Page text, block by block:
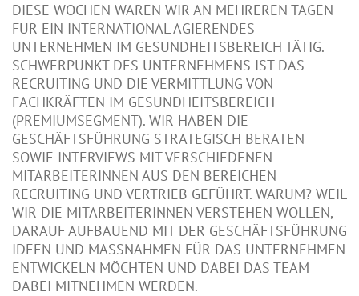
DIESE WOCHEN WAREN WIR AN MEHREREN TAGEN
FÜR EIN INTERNATIONAL AGIERENDES
UNTERNEHMEN IM GESUNDHEITSBEREICH TÄTIG.
SCHWERPUNKT DES UNTERNEHMENS IST DAS
RECRUITING UND DIE VERMITTLUNG VON
FACHKRÄFTEN IM GESUNDHEITSBEREICH
(PREMIUMSEGMENT). WIR HABEN DIE
GESCHÄFTSFÜHRUNG STRATEGISCH BERATEN
SOWIE INTERVIEWS MIT VERSCHIEDENEN
MITARBEITERINNEN AUS DEN BEREICHEN
RECRUITING UND VERTRIEB GEFÜHRT. WARUM? WEIL
WIR DIE MITARBEITERINNEN VERSTEHEN WOLLEN,
DARAUF AUFBAUEND MIT DER GESCHÄFTSFÜHRUNG
IDEEN UND MASSNAHMEN FÜR DAS UNTERNEHMEN E
NTWICKELN MÖCHTEN UND DABEI DAS TEAM D
ABEI MITNEHMEN WERDEN.